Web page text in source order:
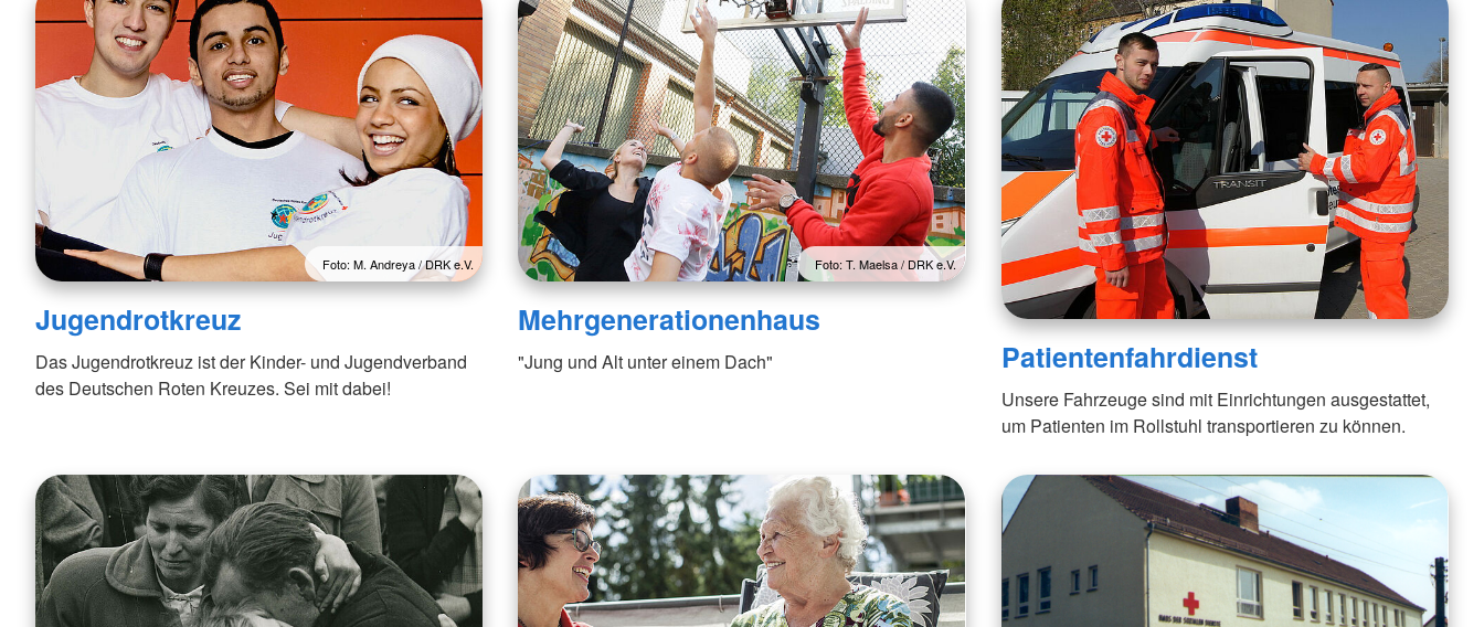
Foto: M. Andreya / DRK e.V.
Jugendrotkreuz
Das Jugendrotkreuz ist der Kinder- und Jugendverband
des Deutschen Roten Kreuzes. Sei mit dabei!
Foto: T. Maelsa / DRK e.V.
Mehrgenerationenhaus
"Jung und Alt unter einem Dach" Patientenfahrdienst
Unsere Fahrzeuge sind mit Einrichtungen ausgestattet,
um Patienten im Rollstuhl transportieren zu können.